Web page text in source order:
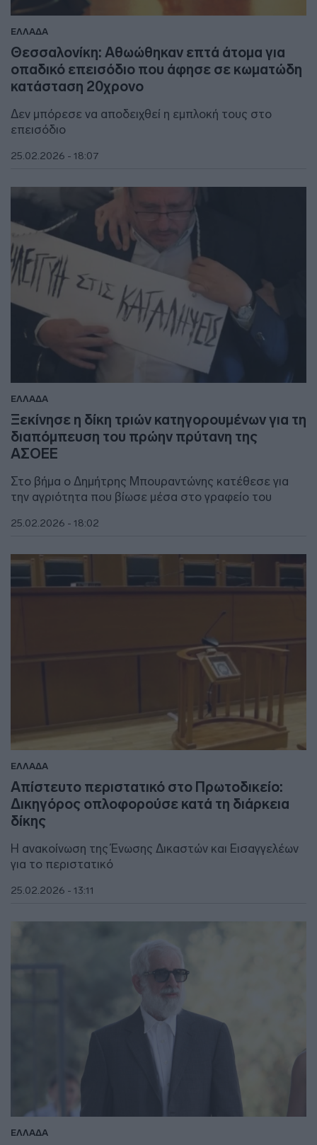
ΕΛΛΑΔΑ
Θεσσαλονίκη: Αθωώθηκαν επτά άτομα για
οπαδικό επεισόδιο που άφησε σε κωματώδη
κατάσταση 20χρονο
Δεν μπόρεσε να αποδειχθεί η εμπλοκή τους στο
επεισόδιο
25.02.2026 - 18:07
ΕΛΛΑΔΑ
Ξεκίνησε η δίκη τριών κατηγορουμένων για τη
διαπόμπευση του πρώην πρύτανη της
ΑΣΟΕΕ
Στο βήμα ο Δημήτρης Μπουραντώνης κατέθεσε για
την αγριότητα που βίωσε μέσα στο γραφείο του
25.02.2026 - 18:02
ΕΛΛΑΔΑ
Απίστευτο περιστατικό στο Πρωτοδικείο:
Δικηγόρος οπλοφορούσε κατά τη διάρκεια
δίκης
Η ανακοίνωση της Ένωσης Δικαστών και Εισαγγελέων
για το περιστατικό
25.02.2026 - 13:11
ΕΛΛΑΔΑ